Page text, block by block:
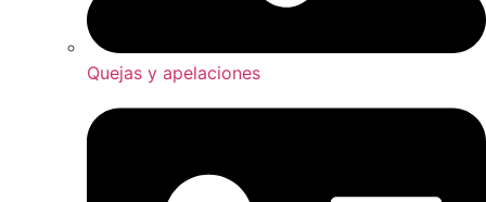
Quejas y apelaciones